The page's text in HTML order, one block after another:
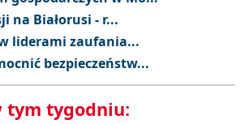
na Białorusi - r...
liderami zaufania...
bezpieczeństw...
tym tygodniu: